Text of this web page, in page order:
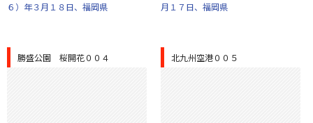
６）年３月１８日、福岡県
月１７日、福岡県
勝盛公園 桜開花００４ 北九州空港００５